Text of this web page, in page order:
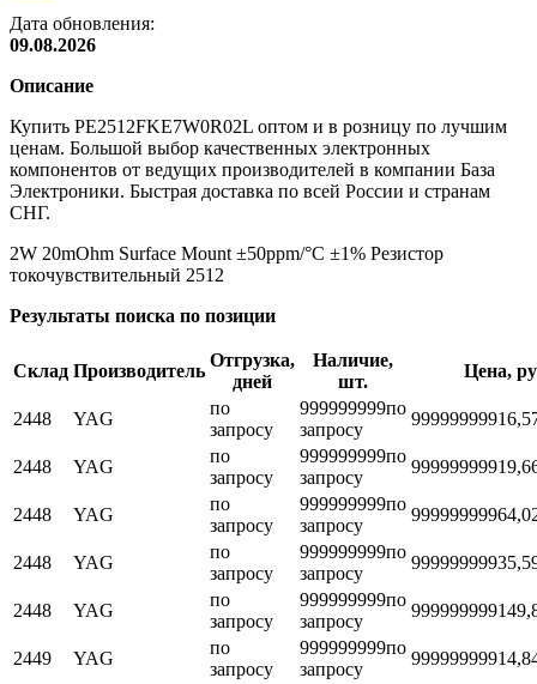
Дата обновления:
09.08.2026
Описание
Купить PE2512FKE7W0R02L оптом и в розницу по лучшим
ценам. Большой выбор качественных электронных
компонентов от ведущих производителей в компании База
Электроники. Быстрая доставка по всей России и странам
СНГ.
2W 20mOhm Surface Mount ±50ppm/°C ±1% Резистор
токочувствительный 2512
Результаты поиска по позиции
Склад Производитель
Отгрузка,
дней
Наличие,
шт.
Цена,
2448 YAG
по
запросу
999999999по
запросу
999999999
2448 YAG
по
запросу
999999999по
запросу
999999999
2448 YAG
по
запросу
999999999по
запросу
999999999
2448 YAG
по
запросу
999999999по
запросу
999999999
2448 YAG
по
запросу
999999999по
запросу
999999999
2449 YAG
по
запросу
999999999по
запросу
999999999